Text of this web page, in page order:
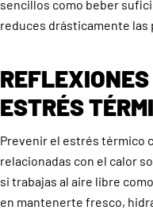
sencillos como beber
reduces drásticamente las
ESTRÉS
Prevenir el estrés térmico
relacionadas con el calor
si trabajas al aire libre
en mantenerte fresco,